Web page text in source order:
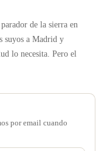
de la sierra en
suyos a Madrid y
lo necesita. Pero el
por email cuando